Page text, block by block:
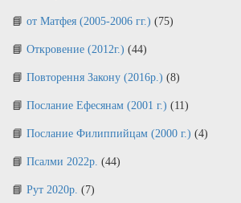
от Матфея (2005-2006 гг.) (75)
Откровение (2012г.) (44)
Повторення Закону (2016р.) (8)
Послание Ефесянам (2001 г.) (11)
Послание Филиппийцам (2000 г.) (4)
Псалми 2022р. (44)
Рут 2020р. (7)